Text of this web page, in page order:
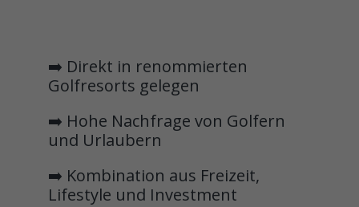
➡️ Direkt in renommierten
Golfresorts gelegen
➡️ Hohe Nachfrage von Golfern
und Urlaubern
➡️ Kombination aus Freizeit,
Lifestyle und Investment